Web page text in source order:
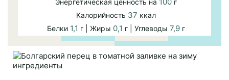
Энергетическая ценность на
г
Калорийность 37 ккал
Белки 1,1 г | Жиры 0,1 г | Углеводы 7,9г